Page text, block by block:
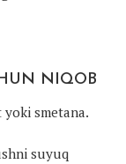
NIQOB
smetana.
suyuq